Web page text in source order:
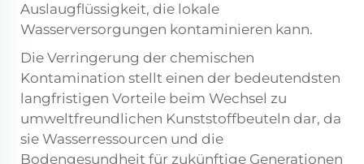
Auslaugflüssigkeit, die lokale
Wasserversorgungen kontaminieren kann.
Die Verringerung der chemischen
Kontamination stellt einen der bedeutendsten
langfristigen Vorteile beim Wechsel zu
umweltfreundlichen Kunststoffbeuteln dar, da
sie Wasserressourcen und die
Bodengesundheit für zukünftige Generationen